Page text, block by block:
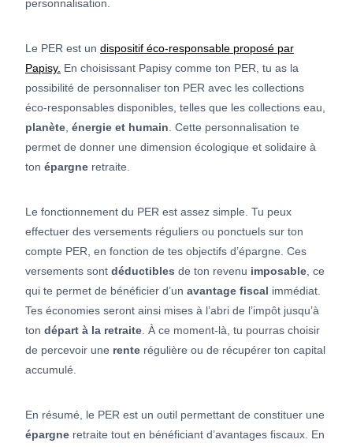
personnalisation.
Le PER est un dispositif éco-responsable proposé par
Papisy. En choisissant Papisy comme ton PER, tu as la
possibilité de personnaliser ton PER avec les collections
éco-responsables disponibles, telles que les collections eau,
planète énergie et humain . Cette personnalisation te
permet de donner une dimension écologique et solidaire à
ton épargne retraite.
Le fonctionnement du PER est assez simple. Tu peux
effectuer des versements réguliers ou ponctuels sur ton
compte PER, en fonction de tes objectifs d’épargne. Ces
versements sont déductibles de ton revenu imposable , ce
qui te permet de bénéficier d’un avantage fiscal immédiat.
Tes économies seront ainsi mises à l’abri de l’impôt jusqu’à
ton départ à la retraite . À ce moment-là, tu pourras choisir
de percevoir une rente régulière ou de récupérer ton capital
accumulé.
En résumé, le PER est un outil permettant de constituer une
épargne retraite tout en bénéficiant d’avantages fiscaux. En